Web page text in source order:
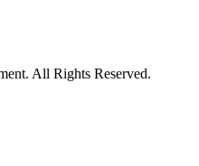
All Rights Reserved.